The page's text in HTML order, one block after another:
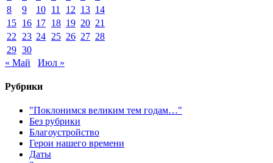
8
9 10 11 12 13 14
15 16 17 18 19 20 21
22
23 24 25 26 27 28
29 30
« Май
Июл »
Рубрики
"Поклонимся великим тем годам…"
Без рубрики
Благоустройство
Герои нашего времени
Даты